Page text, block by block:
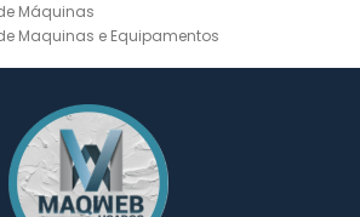
Máquinas
Maquinas e Equipamentos
Máquinas Operatrizes
Dobradeira CNC Usada
Hidráulica Usada
Dobradeira Hidráulica